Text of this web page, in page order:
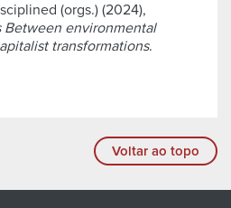
(orgs.) (2024),
Between environmental
transformations.
Voltar ao topo